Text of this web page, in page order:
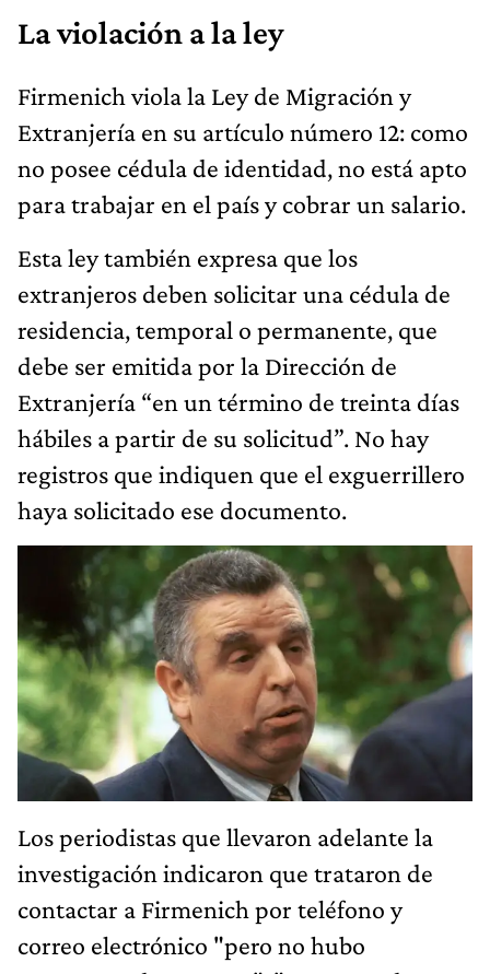
La violación a la ley
Firmenich viola la Ley de Migración y
Extranjería en su artículo número 12: como
no posee cédula de identidad, no está apto
para trabajar en el país y cobrar un salario.
Esta ley también expresa que los
extranjeros deben solicitar una cédula de
residencia, temporal o permanente, que
debe ser emitida por la Dirección de
Extranjería “en un término de treinta días
hábiles a partir de su solicitud”. No hay
registros que indiquen que el exguerrillero
haya solicitado ese documento.
Los periodistas que llevaron adelante la
investigación indicaron que trataron de
contactar a Firmenich por teléfono y
correo electrónico "pero no hubo